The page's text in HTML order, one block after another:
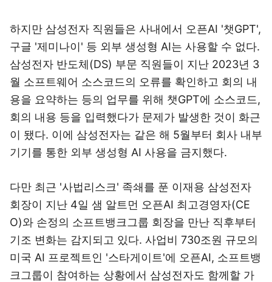
하지만 삼성전자 직원들은 사내에서 오픈AI '챗GPT',
구글 '제미나이' 등 외부 생성형 AI는 사용할 수 없다.
삼성전자 반도체(DS) 부문 직원들이 지난 2023년 3
월 소프트웨어 소스코드의 오류를 확인하고 회의 내
용을 요약하는 등의 업무를 위해 챗GPT에 소스코드,
회의 내용 등을 입력했다가 문제가 발생한 것이 화근
이 됐다. 이에 삼성전자는 같은 해 5월부터 회사 내부
기기를 통한 외부 생성형 AI 사용을 금지했다.
다만 최근 '사법리스크' 족쇄를 푼 이재용 삼성전자
회장이 지난 4일 샘 알트먼 오픈AI 최고경영자(CE
O)와 손정의 소프트뱅크그룹 회장을 만난 직후부터
기조 변화는 감지되고 있다. 사업비 730조원 규모의
미국 AI 프로젝트인 '스타게이트'에 오픈AI, 소프트뱅
크그룹이 참여하는 상황에서 삼성전자도 함께할 가